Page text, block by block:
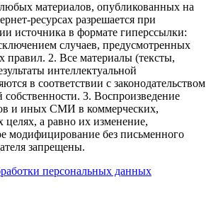
материалов, опубликованных на
ресурсах разрешается при
источника в формате гиперссылки:
случаев, предусмотренных
правил. 2. Все материалы (тексты,
интеллектуальной
в соответствии с законодательством
собственности. 3. Воспроизведение
и иных СМИ в коммерческих,
а равно их изменение,
модифицирование без письменного
запрещены.
персональных данных